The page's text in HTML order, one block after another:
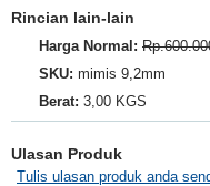
Rincian lain-lain
Harga Normal:
SKU: mimis 9,2mm
Berat: 3,00 KGS
Ulasan Produk
Tulis ulasan produk anda